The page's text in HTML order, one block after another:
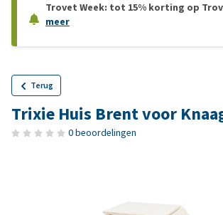
Trovet Week: tot 15% korting op
meer
Terug
Trixie Huis Brent voor
0 beoordelingen